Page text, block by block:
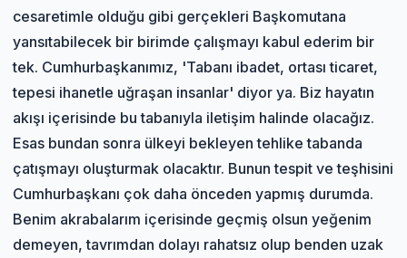
cesaretimle olduğu gibi gerçekleri Başkomutana
yansıtabilecek bir birimde çalışmayı kabul ederim bir
tek. Cumhurbaşkanımız, 'Tabanı ibadet, ortası ticaret,
tepesi ihanetle uğraşan insanlar' diyor ya. Biz hayatın
akışı içerisinde bu tabanıyla iletişim halinde olacağız.
Esas bundan sonra ülkeyi bekleyen tehlike tabanda
çatışmayı oluşturmak olacaktır. Bunun tespit ve teşhisini
Cumhurbaşkanı çok daha önceden yapmış durumda.
Benim akrabalarım içerisinde geçmiş olsun yeğenim
demeyen, tavrımdan dolayı rahatsız olup benden uzak